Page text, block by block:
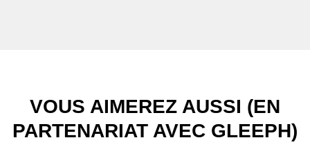
VOUS AIMEREZ AUSSI (EN
PARTENARIAT AVEC GLEEPH)